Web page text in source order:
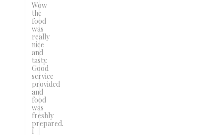
Wow
the
food
was
really
nice
and
tasty.
Good
service
provided
and
food
was
freshly
prepared.
I